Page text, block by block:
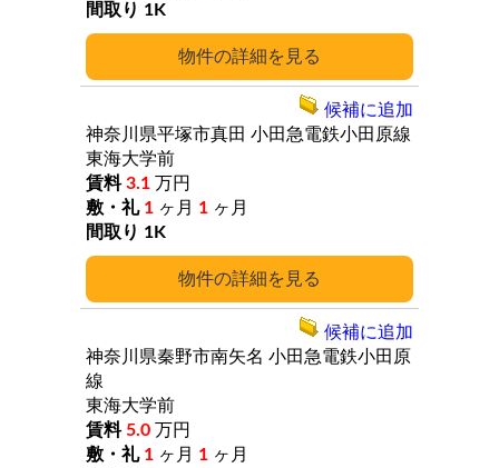
詳細
1K
詳細
神奈川県平塚市真田 小田急電鉄小田原線
東海大学前
3.1 万円
1 ヶ月 1 ヶ月
1K
候補に追加
神奈川県秦野市南矢名 小田急電鉄小田原
線
東海大学前
5.0 万円
1 ヶ月 1 ヶ月
候補に追加